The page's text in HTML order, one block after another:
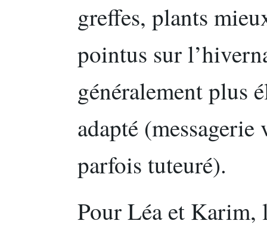
greffes, plants
pointus sur
généralement plus
adapté (messagerie
parfois tuteuré).
Pour Léa et Karim,